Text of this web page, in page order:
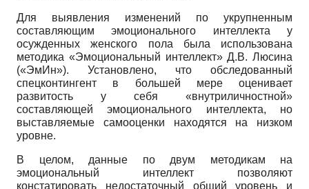
Для выявления изменений по укрупненным
составляющим эмоционального интеллекта у
осужденных женского пола была использована
методика «Эмоциональный интеллект» Д.В. Люсина
(«ЭмИн»). Установлено, что обследованный
спецконтингент в большей мере оценивает
развитость у себя «внутриличностной»
составляющей эмоционального интеллекта, но
выставляемые самооценки находятся на низком
уровне.
В целом, данные по двум методикам на
эмоциональный интеллект позволяют
констатировать недостаточный общий уровень и